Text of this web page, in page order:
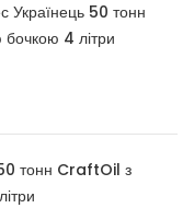
Українець 50 тонн
4 літри
тонн CraftOil з